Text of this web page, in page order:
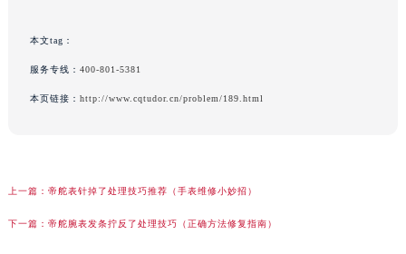
本文tag：
服务专线： 400-801-5381
本页链接： http://www.cqtudor.cn/problem/189.html
上一篇： 帝舵表针掉了处理技巧推荐（手表维修小妙招）
下一篇： 帝舵腕表发条拧反了处理技巧（正确方法修复指南）